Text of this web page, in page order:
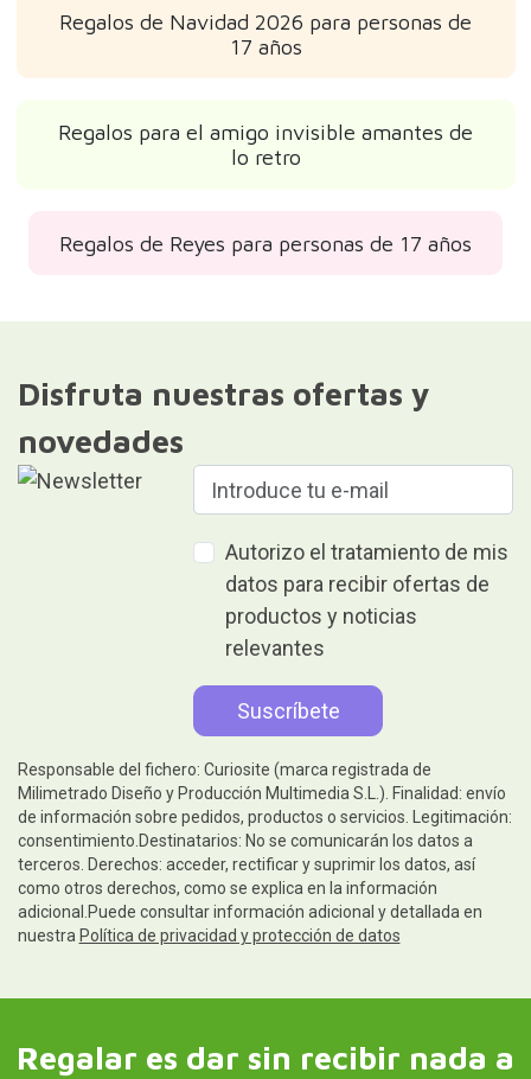
Regalos de Navidad 2026 para personas de
17 años
Regalos para el amigo invisible amantes de
lo retro
Regalos de Reyes para personas de 17 años
Disfruta nuestras ofertas y
novedades
Autorizo el tratamiento de mis
datos para recibir ofertas de
productos y noticias
relevantes
Responsable del fichero: Curiosite (marca registrada de
Milimetrado Diseño y Producción Multimedia S.L.). Finalidad: envío
de información sobre pedidos, productos o servicios. Legitimación:
consentimiento.Destinatarios: No se comunicarán los datos a
terceros. Derechos: acceder, rectificar y suprimir los datos, así
como otros derechos, como se explica en la información
adicional.Puede consultar información adicional y detallada en
nuestra Política de privacidad y protección de datos
Regalar es dar sin recibir nada a